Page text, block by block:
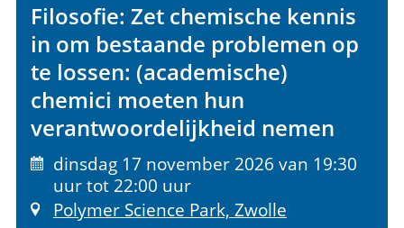
menu
Filosofie: Zet chemische kennis
in om bestaande problemen op
te lossen: (academische)
chemici moeten hun
verantwoordelijkheid nemen
dinsdag 17 november 2026 van 19:30
uur tot 22:00 uur
Polymer Science Park, Zwolle